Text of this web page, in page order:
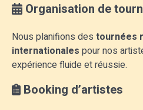
Organisation de
Nous planifions des tournées
internationales pour nos
expérience fluide et réussie.
Booking d’artistes